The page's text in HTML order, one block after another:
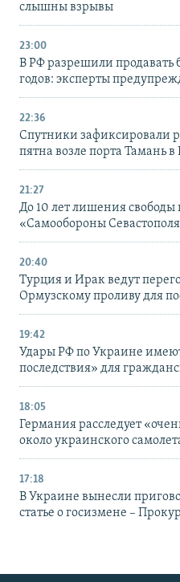
слышны взрывы
23:00
В РФ разрешили продавать
годов: эксперты
22:36
Спутники зафиксировали
пятна возле порта Тамань
21:27
До 10 лет лишения свободы
«Самообороны
20:40
Турция и Ирак ведут
Ормузскому проливу для
19:42
Удары РФ по Украине
последствия» для
18:05
Германия расследует
около украинского
17:18
В Украине вынесли
статье о госизмене –